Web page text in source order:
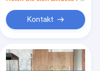
Kontakt